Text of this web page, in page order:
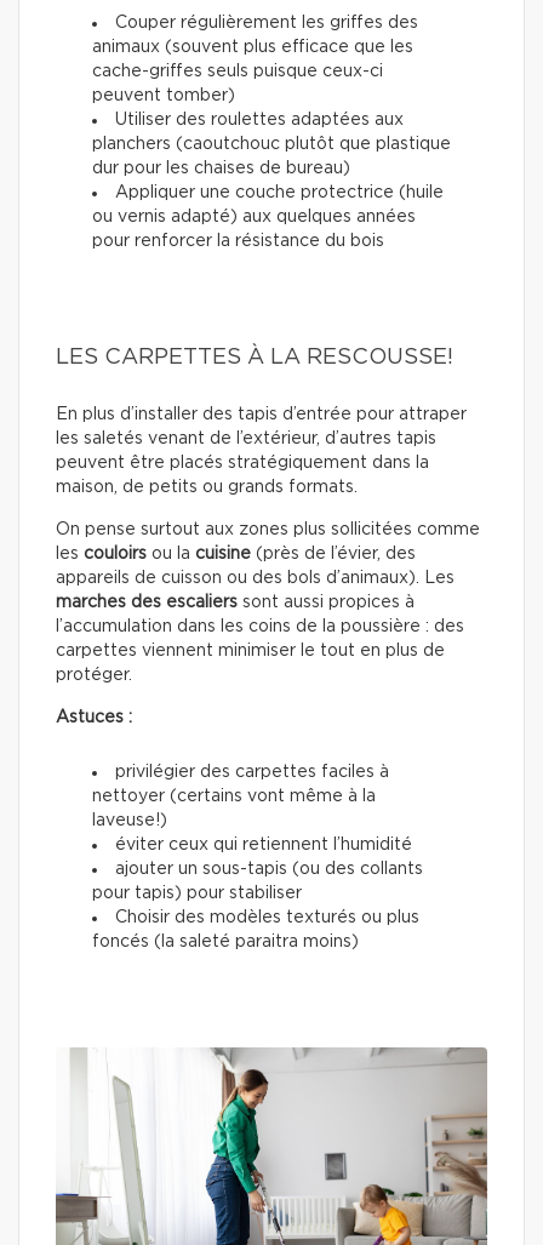
Couper régulièrement les griffes des
animaux (souvent plus efficace que les
cache-griffes seuls puisque ceux-ci
peuvent tomber)
Utiliser des roulettes adaptées aux
planchers (caoutchouc plutôt que plastique
dur pour les chaises de bureau)
Appliquer une couche protectrice (huile
ou vernis adapté) aux quelques années
pour renforcer la résistance du bois
LES CARPETTES À LA RESCOUSSE!
En plus d’installer des tapis d’entrée pour attraper
les saletés venant de l’extérieur, d’autres tapis
peuvent être placés stratégiquement dans la
maison, de petits ou grands formats.
On pense surtout aux zones plus sollicitées comme
les couloirs ou la cuisine (près de l’évier, des
appareils de cuisson ou des bols d’animaux). Les
marches des escaliers sont aussi propices à
l’accumulation dans les coins de la poussière : des
carpettes viennent minimiser le tout en plus de
protéger.
Astuces :
privilégier des carpettes faciles à
nettoyer (certains vont même à la
laveuse!)
éviter ceux qui retiennent l’humidité
ajouter un sous-tapis (ou des collants
pour tapis) pour stabiliser
Choisir des modèles texturés ou plus
foncés (la saleté paraitra moins)